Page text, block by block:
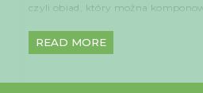
czyli obiad, który można
umożliwia tworzenie posiłku w
krokach: wybór dwóch rodzajów
sosów (szpinakowy, puttanesca i
READ MORE